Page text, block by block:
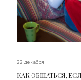
22 декабря
КАК ОБЩАТЬСЯ,